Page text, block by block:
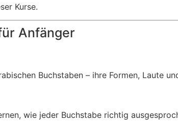
Kurse.
Anfänger
Buchstaben – ihre Formen, Laute
wie jeder Buchstabe richtig